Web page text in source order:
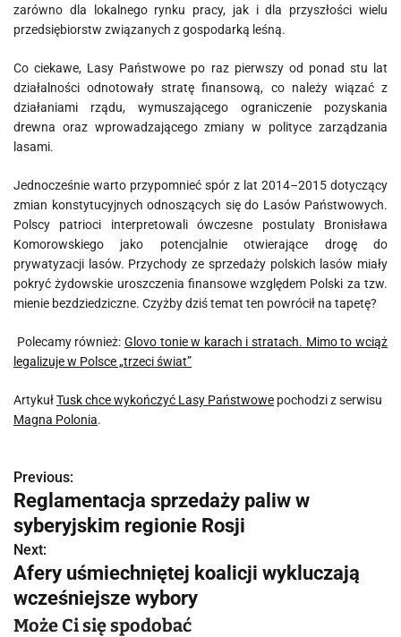
zarówno dla lokalnego rynku pracy, jak i dla przyszłości wielu
przedsiębiorstw związanych z gospodarką leśną.
Co ciekawe, Lasy Państwowe po raz pierwszy od ponad stu lat
działalności odnotowały stratę finansową, co należy wiązać z
działaniami rządu, wymuszającego ograniczenie pozyskania
drewna oraz wprowadzającego zmiany w polityce zarządzania
lasami.
Jednocześnie warto przypomnieć spór z lat 2014–2015 dotyczący
zmian konstytucyjnych odnoszących się do Lasów Państwowych.
Polscy patrioci interpretowali ówczesne postulaty Bronisława
Komorowskiego jako potencjalnie otwierające drogę do
prywatyzacji lasów. Przychody ze sprzedaży polskich lasów miały
pokryć żydowskie uroszczenia finansowe względem Polski za tzw.
mienie bezdziedziczne. Czyżby dziś temat ten powrócił na tapetę?
Polecamy również: Glovo tonie w karach i stratach. Mimo to wciąż
legalizuje w Polsce „trzeci świat”
ArtykułTusk chce wykończyć Lasy Państwowe pochodzi z serwisu
Magna Polonia.
N
a
w
i
g
Previous:
Reglamentacja sprzedaży paliw w
syberyjskim regionie Rosji
Next:
Afery uśmiechniętej koalicji wykluczają
wcześniejsze wybory
Może Ci się spodobać